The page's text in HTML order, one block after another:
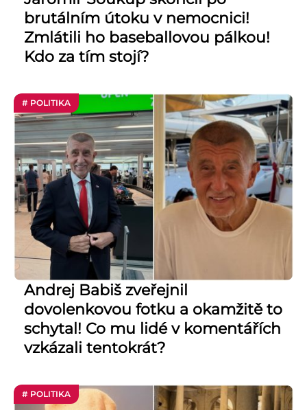
brutálním útoku v nemocnici!
Zmlátili ho baseballovou pálkou!
Kdo za tím stojí?
# POLITIKA
Andrej Babiš zveřejnil
dovolenkovou fotku a okamžitě to
schytal! Co mu lidé v komentářích
vzkázali tentokrát?
# POLITIKA